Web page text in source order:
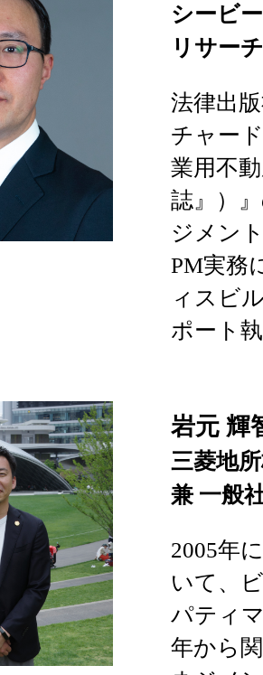
シービ
リサー
法律出
チャー
業用不
誌』）
ジメン
PM実務
ィスビ
ポート
岩元 輝
三菱地
兼 一般
2005年
いて、
パティ
年から